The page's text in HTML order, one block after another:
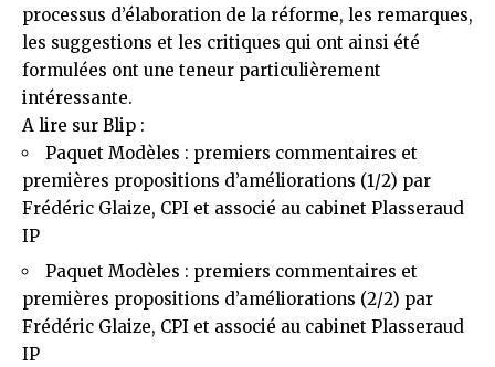
processus d’élaboration de la réforme, les remarques,
les suggestions et les critiques qui ont ainsi été
formulées ont une teneur particulièrement
intéressante.
A lire sur Blip :
Paquet Modèles : premiers commentaires et
premières propositions d’améliorations (1/2) par
Frédéric Glaize, CPI et associé au cabinet Plasseraud
IP
Paquet Modèles : premiers commentaires et
premières propositions d’améliorations (2/2) par
Frédéric Glaize, CPI et associé au cabinet Plasseraud
IP